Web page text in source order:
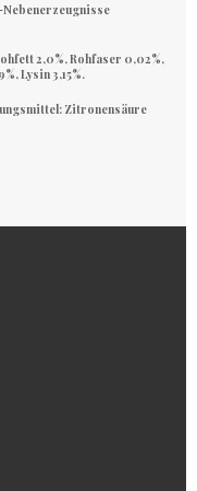
2,0%, Rohfaser 0,02%,
Lysin 3,15%.
Zitronensäure